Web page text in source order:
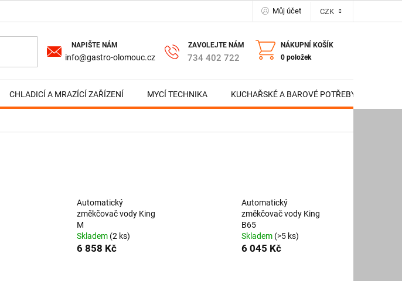
Můj účet CZK
info@gastro-olomouc.cz 734 402 722
NÁKUPNÍ KOŠÍK
0 položek
CHLADICÍ A MRAZÍCÍ ZAŘÍZENÍ MYCÍ TECHNIKA KUCHAŘSKÉ A BAROVÉ POTŘEBY
Automatický
změkčovač vody King
M
Skladem (2 ks)
6 858 Kč
Automatický
změkčovač vody King
B65
Skladem (>5 ks)
6 045 Kč